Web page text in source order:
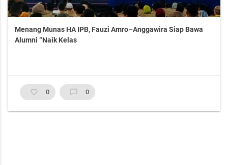
Menang Munas HA IPB, Fauzi Amro–Anggawira Siap Bawa
Alumni “Naik Kelas
favorite_border 0 chat_bubble_outline 0